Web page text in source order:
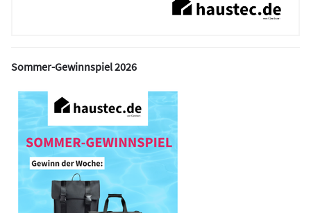
Sommer-Gewinnspiel 2026